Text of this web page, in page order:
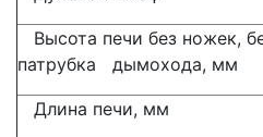
Высота печи без ножек,
патрубка дымохода, мм
Длина печи, мм